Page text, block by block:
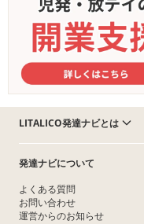
LITALICO発達ナビとは
発達ナビについて
よくある質問
お問い合わせ
運営からのお知らせ